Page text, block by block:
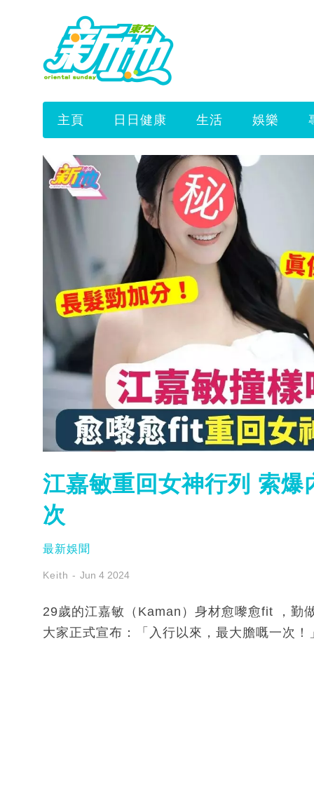
主頁 日日健康 生活 娛樂
江嘉敏重回女神行列 索
次
最新娛聞
Keith Jun 4 2024
29歲的江嘉敏（Kaman）身材愈嚟愈fit ，勤
大家正式宣布：「入行以來，最大膽嘅一次！